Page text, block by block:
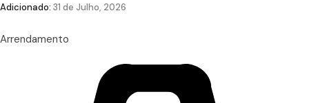
Adicionado: 31 de Julho, 2026
Arrendamento